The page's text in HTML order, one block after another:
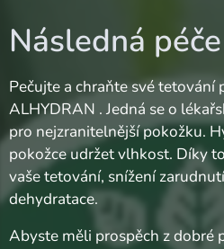
Následná
Pečujte a chraňte své tetování
ALHYDRAN . Jedná se o
pro nejzranitelnější pokožku.
pokožce udržet vlhkost. Díky
vaše tetování, snížení
dehydratace.
Abyste měli prospěch z dobré